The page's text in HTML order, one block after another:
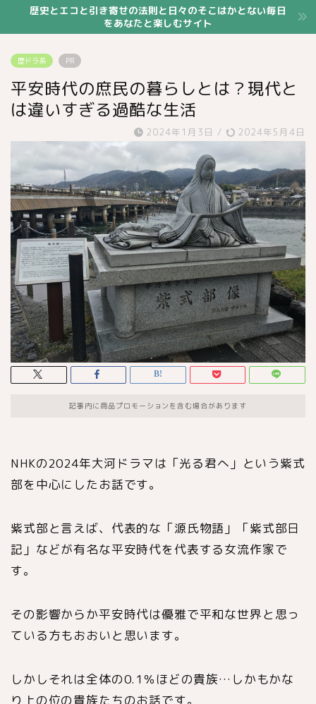
歴史とエコと引き寄せの法則と日々のそこはかとない毎日
をあなたと楽しむサイト
歴ドラ系 PR
平安時代の庶民の暮らしとは？現代と
は違いすぎる過酷な生活
2024年1月3日 / 2024年5月4日
記事内に商品プロモーションを含む場合があります
NHKの2024年大河ドラマは「光る君へ」という紫式
部を中心にしたお話です。
紫式部と言えば、代表的な「源氏物語」「紫式部日
記」などが有名な平安時代を代表する女流作家で
す。
その影響からか平安時代は優雅で平和な世界と思っ
ている方もおおいと思います。
しかしそれは全体の0.1％ほどの貴族…しかもかな
り上の位の貴族たちのお話です。